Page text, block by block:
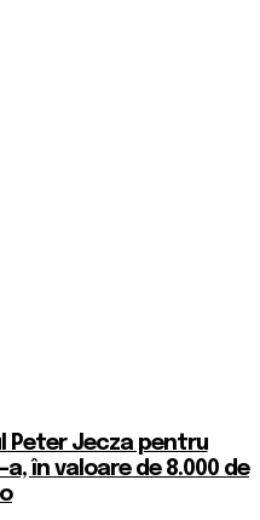
Peter Jecza pentru
în valoare de 8.000 de